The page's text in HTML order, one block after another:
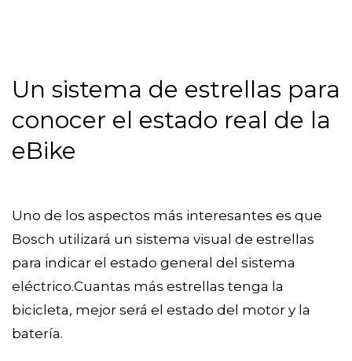
Un sistema de estrellas para
conocer el estado real de la
eBike
Uno de los aspectos más interesantes es que
Bosch utilizará un sistema visual de estrellas
para indicar el estado general del sistema
eléctrico.Cuantas más estrellas tenga la
bicicleta, mejor será el estado del motor y la
batería.